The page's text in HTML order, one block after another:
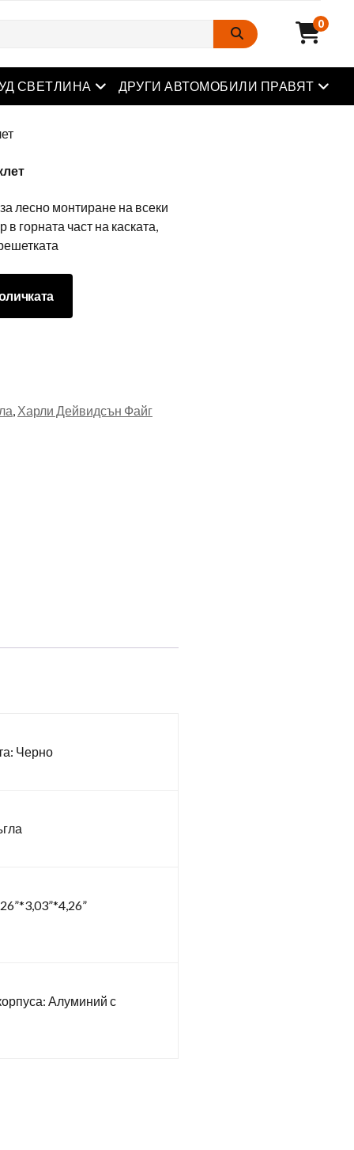
0
СВЕТЛИНА Отворете менюто
ДРУГИ АВТОМОБИЛИ ПРАВЯТ
лесно монтиране на всеки
горната част на каската,
, Харли Дейвидсън Файг
Черно
Алуминий с